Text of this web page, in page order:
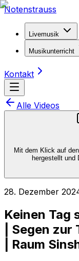
Notenstrauss
Livemusik
Musikunterricht
Kontakt
Alle Videos
Mit dem Klick auf
hergestellt und
28. Dezember
Keinen Tag
| Segen
| Raum